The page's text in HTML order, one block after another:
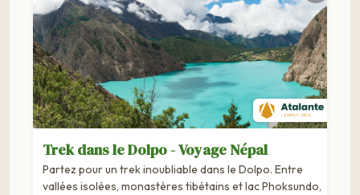
Trek dans le Dolpo - Voyage Népal
Partez pour un trek inoubliable dans le Dolpo. Entre
vallées isolées, monastères tibétains et lac Phoksundo,